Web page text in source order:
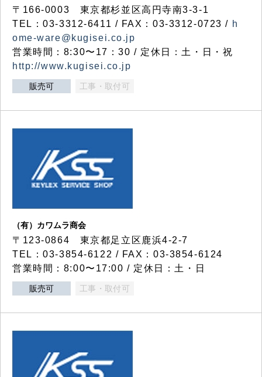
〒166-0003 東京都杉並区高円寺南3-3-1
TEL：03-3312-6411 / FAX：03-3312-0723 / h
ome-ware@kugisei.co.jp
営業時間：8:30〜17：30 / 定休日：土・日・祝
http://www.kugisei.co.jp
販売可 工事・取付可
（有）カワムラ商会
〒123-0864 東京都足立区鹿浜4-2-7
TEL：03-3854-6122 / FAX：03-3854-6124
営業時間：8:00〜17:00 / 定休日：土・日
販売可 工事・取付可